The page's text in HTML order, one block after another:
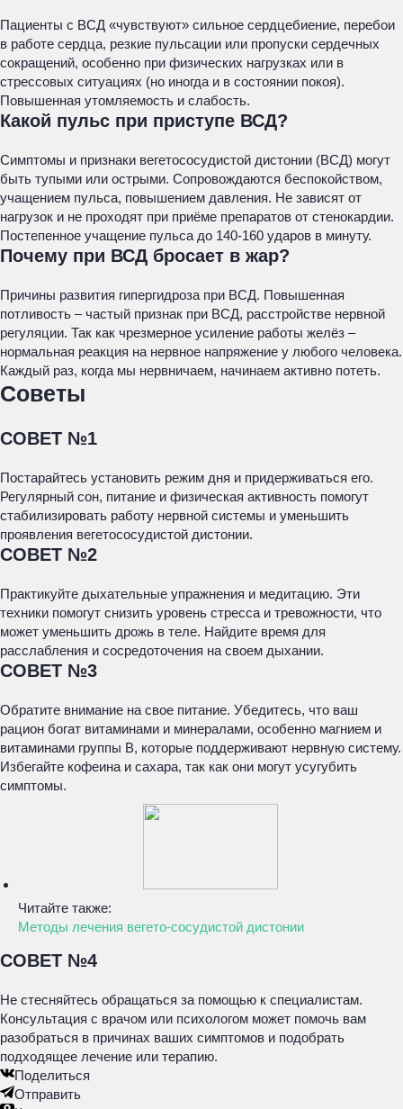
Пациенты с ВСД «чувствуют» сильное сердцебиение, перебои
в работе сердца, резкие пульсации или пропуски сердечных
сокращений, особенно при физических нагрузках или в
стрессовых ситуациях (но иногда и в состоянии покоя).
Повышенная утомляемость и слабость.
Какой пульс при приступе ВСД?
Симптомы и признаки вегетососудистой дистонии (ВСД) могут
быть тупыми или острыми. Сопровождаются беспокойством,
учащением пульса, повышением давления. Не зависят от
нагрузок и не проходят при приёме препаратов от стенокардии.
Постепенное учащение пульса до 140-160 ударов в минуту.
Почему при ВСД бросает в жар?
Причины развития гипергидроза при ВСД. Повышенная
потливость – частый признак при ВСД, расстройстве нервной
регуляции. Так как чрезмерное усиление работы желёз –
нормальная реакция на нервное напряжение у любого человека.
Каждый раз, когда мы нервничаем, начинаем активно потеть.
Советы
СОВЕТ №1
Постарайтесь установить режим дня и придерживаться его.
Регулярный сон, питание и физическая активность помогут
стабилизировать работу нервной системы и уменьшить
проявления вегетососудистой дистонии.
СОВЕТ №2
Практикуйте дыхательные упражнения и медитацию. Эти
техники помогут снизить уровень стресса и тревожности, что
может уменьшить дрожь в теле. Найдите время для
расслабления и сосредоточения на своем дыхании.
СОВЕТ №3
Обратите внимание на свое питание. Убедитесь, что ваш
рацион богат витаминами и минералами, особенно магнием и
витаминами группы B, которые поддерживают нервную систему.
Избегайте кофеина и сахара, так как они могут усугубить
симптомы.
Читайте также:
Методы лечения вегето-сосудистой дистонии
СОВЕТ №4
Не стесняйтесь обращаться за помощью к специалистам.
Консультация с врачом или психологом может помочь вам
разобраться в причинах ваших симптомов и подобрать
подходящее лечение или терапию.
Поделиться
Отправить